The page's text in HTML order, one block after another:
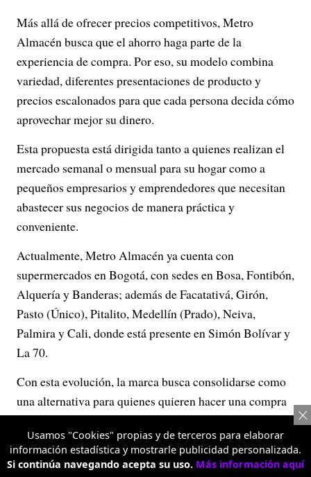
Más allá de ofrecer precios competitivos, Metro
Almacén busca que el ahorro haga parte de la
experiencia de compra. Por eso, su modelo combina
variedad, diferentes presentaciones de producto y
precios escalonados para que cada persona decida cómo
aprovechar mejor su dinero.
Esta propuesta está dirigida tanto a quienes realizan el
mercado semanal o mensual para su hogar como a
pequeños empresarios y emprendedores que necesitan
abastecer sus negocios de manera práctica y
conveniente.
Actualmente, Metro Almacén ya cuenta con
supermercados en Bogotá, con sedes en Bosa, Fontibón,
Alquería y Banderas; además de Facatativá, Girón,
Pasto (Único), Pitalito, Medellín (Prado), Neiva,
Palmira y Cali, donde está presente en Simón Bolívar y
La 70.
Con esta evolución, la marca busca consolidarse como
una alternativa para quienes quieren hacer una compra
inteligente, encontrando en un mismo supermercado
variedad, calidad y opciones para ahorrar más, tanto en
las compras del hogar como en las del negocio.
Usamos "Cookies" propias y de terceros para elaborar
información estadística y mostrarle publicidad personalizada.
Si continúa navegando acepta su uso. Más información aquí